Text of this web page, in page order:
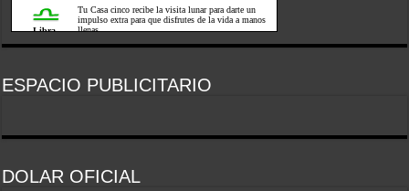
ESPACIO PUBLICITARIO
DOLAR OFICIAL